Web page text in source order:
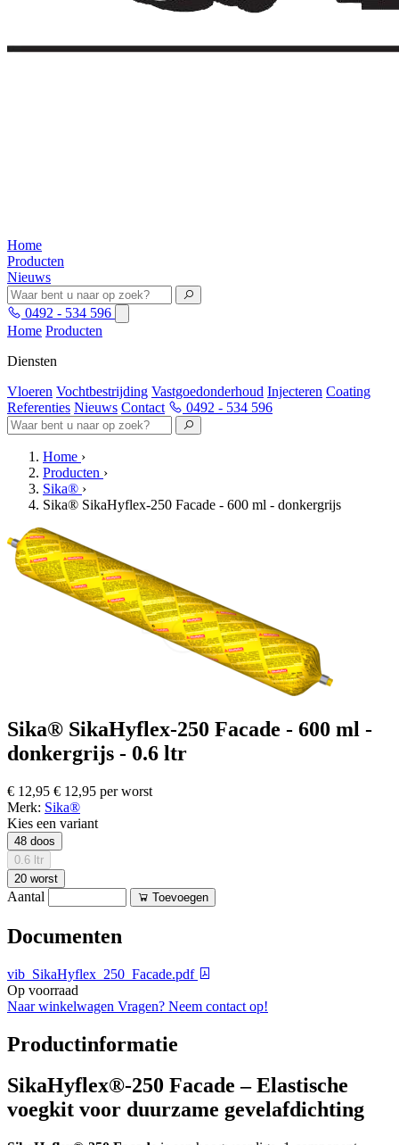
Home
Producten
Nieuws
0492 - 534 596
Home Producten
Diensten
Vloeren Vochtbestrijding Vastgoedonderhoud Injecteren Coating
Referenties Nieuws Contact 0492 - 534 596
Home ›
Producten ›
Sika® ›
Sika® SikaHyflex-250 Facade - 600 ml - donkergrijs
Sika® SikaHyflex-250 Facade - 600 ml -
donkergrijs - 0.6 ltr
€ 12,95 € 12,95 per worst
Merk: Sika®
Kies een variant
48 doos
0.6 ltr
20 worst
Aantal Toevoegen
Documenten
vib_SikaHyflex_250_Facade.pdf
Op voorraad
Naar winkelwagen Vragen? Neem contact op!
Productinformatie
SikaHyflex®-250 Facade – Elastische
voegkit voor duurzame gevelafdichting